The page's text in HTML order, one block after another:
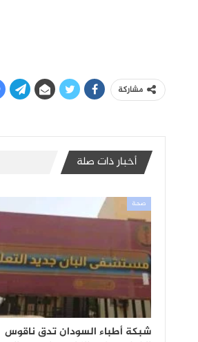
مشاركة
أخبار ذات صلة
صحة
شبكة أطباء السودان تدق ناقوس